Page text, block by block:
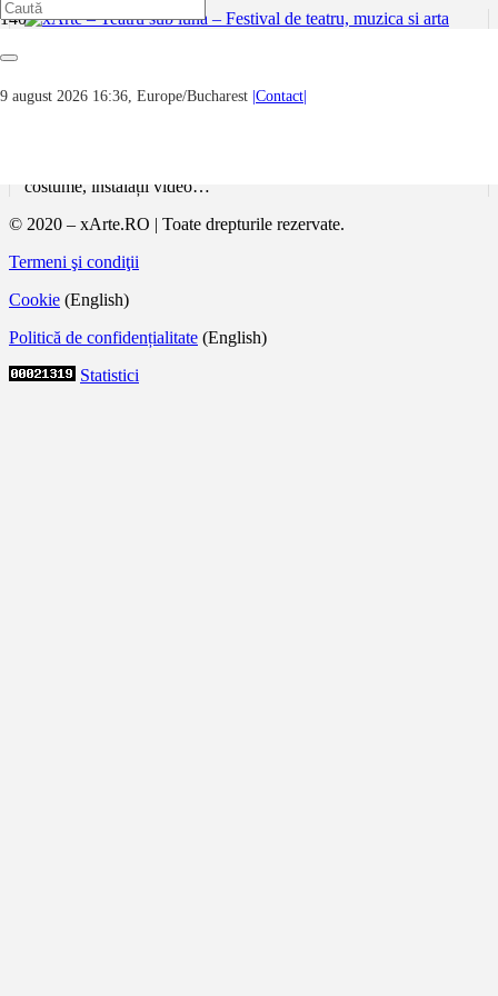
9 august 2026 16:36, Europe/Bucharest |Contact|
muzica si arta
costume, instalații video…
© 2020 – xArte.RO | Toate drepturile rezervate.
Termeni şi condiţii
Cookie (English)
Politică de confidențialitate (English)
Statistici